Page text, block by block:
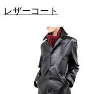
レザーコート